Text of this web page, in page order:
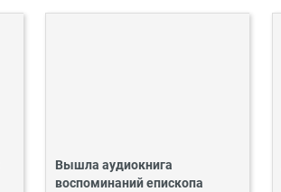
Вышла аудиокнига
воспоминаний епископа